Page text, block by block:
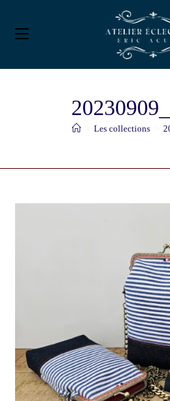
Les collections